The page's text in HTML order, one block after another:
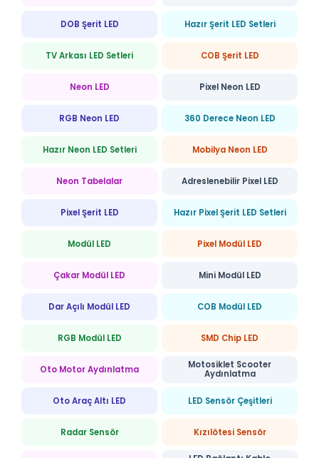
DOB Şerit LED Hazır Şerit LED Setleri
TV Arkası LED Setleri COB Şerit LED
Neon LED Pixel Neon LED
RGB Neon LED 360 Derece Neon LED
Hazır Neon LED Setleri Mobilya Neon LED
Neon Tabelalar Adreslenebilir Pixel LED
Pixel Şerit LED Hazır Pixel Şerit LED Setleri
Modül LED Pixel Modül LED
Çakar Modül LED Mini Modül LED
Dar Açılı Modül LED COB Modül LED
RGB Modül LED SMD Chip LED
Oto Motor Aydınlatma
Motosiklet Scooter
Aydınlatma
Oto Araç Altı LED LED Sensör Çeşitleri
Radar Sensör Kızılötesi Sensör